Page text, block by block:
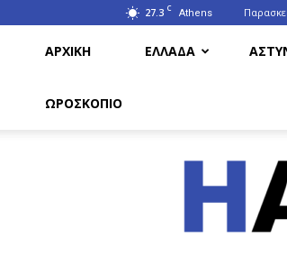
27.3 C Athens
ΑΡΧΙΚΗ ΕΛΛΑΔΑ
ΩΡΟΣΚΟΠΙΟ